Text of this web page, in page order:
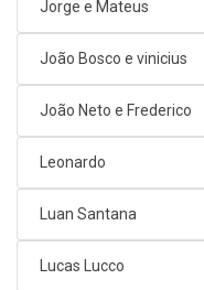
Jorge e Mateus
João Bosco e vinicius
João Neto e Frederico
Leonardo
Luan Santana
Lucas Lucco